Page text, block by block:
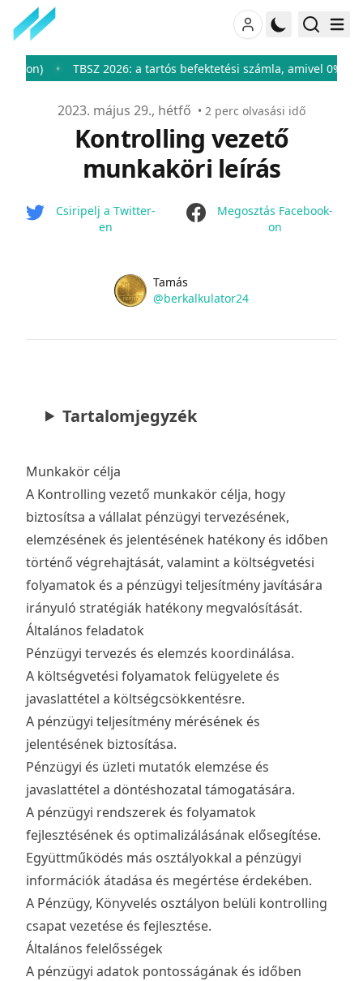
TBSZ 2026: a tartós befektetési számla, amivel 0%-ra
Publikálva
2023. május 29., hétfő • 2 perc olvasási idő
Kontrolling vezető
munkaköri leírás
Csiripelj a Twitter-
en
facebook
Megosztás Facebook-
on
Name
Tamás
Twitter
@berkalkulator24
Tartalomjegyzék
Munkakör célja
A Kontrolling vezető munkakör célja, hogy
biztosítsa a vállalat pénzügyi tervezésének,
elemzésének és jelentésének hatékony és időben
történő végrehajtását, valamint a költségvetési
folyamatok és a pénzügyi teljesítmény javítására
irányuló stratégiák hatékony megvalósítását.
Általános feladatok
Pénzügyi tervezés és elemzés koordinálása.
A költségvetési folyamatok felügyelete és
javaslattétel a költségcsökkentésre.
A pénzügyi teljesítmény mérésének és
jelentésének biztosítása.
Pénzügyi és üzleti mutatók elemzése és
javaslattétel a döntéshozatal támogatására.
A pénzügyi rendszerek és folyamatok
fejlesztésének és optimalizálásának elősegítése.
Együttműködés más osztályokkal a pénzügyi
információk átadása és megértése érdekében.
A Pénzügy, Könyvelés osztályon belüli kontrolling
csapat vezetése és fejlesztése.
Általános felelősségek
A pénzügyi adatok pontosságának és időben